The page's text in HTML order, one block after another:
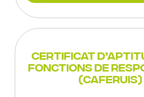
Certificat
fonctions de
(CAFERUIS)